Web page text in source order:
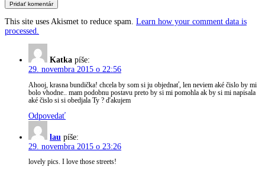
This site uses Akismet to reduce spam. Learn how your comment data is
processed.
Katka píše:
29. novembra 2015 o 22:56
Ahooj, krasna bundička! chcela by som si ju objednať, len neviem aké čislo by mi
bolo vhodne.. mam podobnu postavu preto by si mi pomohla ak by si mi napisala
aké čislo si si obedjala Ty ? ďakujem
Odpovedať
lau píše:
29. novembra 2015 o 23:26
lovely pics. I love those streets!